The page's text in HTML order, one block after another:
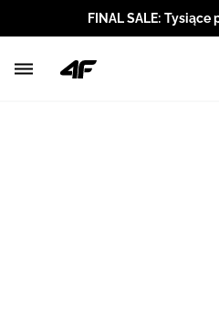
FINAL SALE: